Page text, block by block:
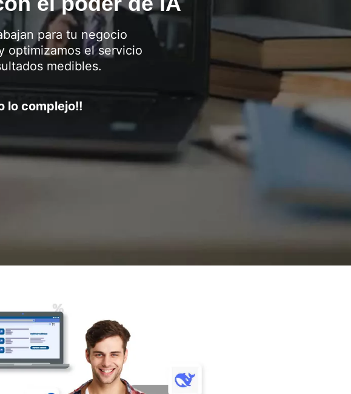
para tu negocio
optimizamos el servicio
medibles.
lo complejo!!